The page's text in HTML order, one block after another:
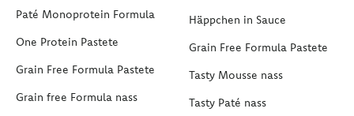
Paté Monoprotein Formula
One Protein Pastete
Grain Free Formula Pastete
Grain free Formula nass
Häppchen in Sauce
Grain Free Formula Pastete
Tasty Mousse nass
Tasty Paté nass